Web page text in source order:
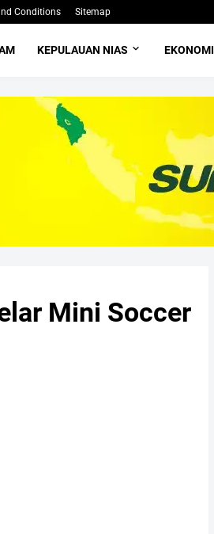
Conditions Sitemap
KEPULAUAN NIAS EKONOMI
Mini Soccer